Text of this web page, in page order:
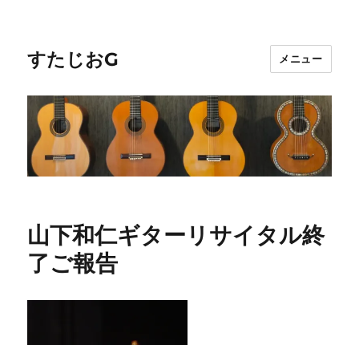
すたじおG メニュー
山下和仁ギターリサイタル終
了ご報告